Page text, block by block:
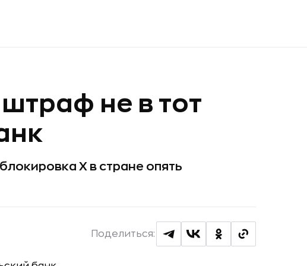
не в тот
Х в стране опять
Поделиться: